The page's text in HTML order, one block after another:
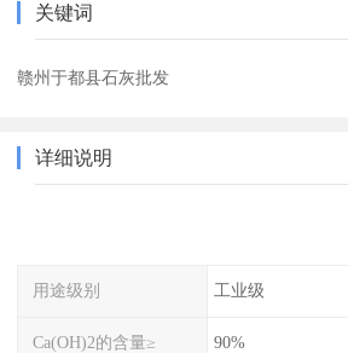
关键词
赣州于都县石灰批发
详细说明
用途级别 工业级
Ca(OH)2的含量≥ 90%